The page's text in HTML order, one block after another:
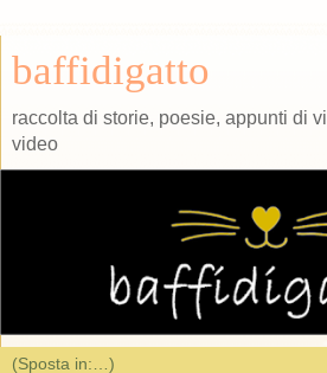
baffidigatto
raccolta di storie, poesie, appunti di
video